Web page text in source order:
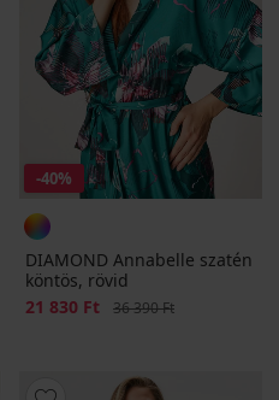
-40%
DIAMOND Annabelle szatén
köntös, rövid
Kedvezmény
21 830 Ft Eredeti ár
36 390 Ft